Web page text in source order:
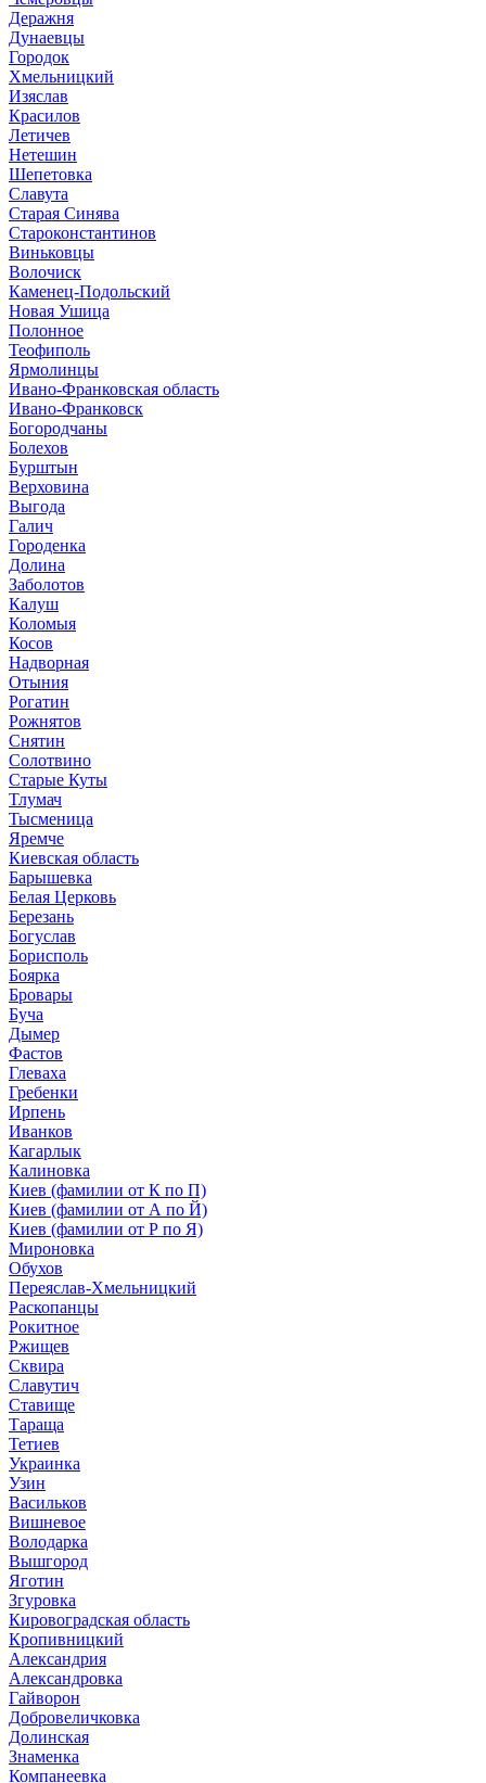
Деражня
Дунаевцы
Городок
Хмельницкий
Изяслав
Красилов
Летичев
Нетешин
Шепетовка
Славута
Старая Синява
Староконстантинов
Виньковцы
Волочиск
Каменец-Подольский
Новая Ушица
Полонное
Теофиполь
Ярмолинцы
Ивано-Франковская область
Ивано-Франковск
Богородчаны
Болехов
Бурштын
Верховина
Выгода
Галич
Городенка
Долина
Заболотов
Калуш
Коломыя
Косов
Надворная
Отыния
Рогатин
Рожнятов
Снятин
Солотвино
Старые Куты
Тлумач
Тысменица
Яремче
Киевская область
Барышевка
Белая Церковь
Березань
Богуслав
Борисполь
Боярка
Бровары
Буча
Дымер
Фастов
Глеваха
Гребенки
Ирпень
Иванков
Кагарлык
Калиновка
Киев (фамилии от К по П)
Киев (фамилии от А по Й)
Киев (фамилии от Р по Я)
Мироновка
Обухов
Переяслав-Хмельницкий
Раскопанцы
Рокитное
Ржищев
Сквира
Славутич
Ставище
Тараща
Тетиев
Украинка
Узин
Васильков
Вишневое
Володарка
Вышгород
Яготин
Згуровка
Кировоградская область
Кропивницкий
Александрия
Александровка
Гайворон
Добровеличковка
Долинская
Знаменка
Компанеевка